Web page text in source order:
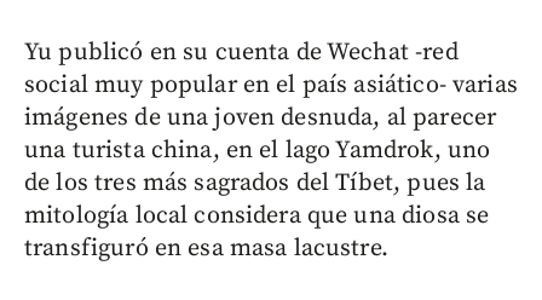
Yu publicó en su cuenta de Wechat -red
social muy popular en el país asiático- varias
imágenes de una joven desnuda, al parecer
una turista china, en el lago Yamdrok, uno
de los tres más sagrados del Tíbet, pues la
mitología local considera que una diosa se
transfiguró en esa masa lacustre.